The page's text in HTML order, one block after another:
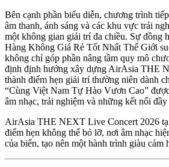
Bên cạnh phần biểu diễn, chương trình
âm thanh, ánh sáng và các khu vực trải
một không gian giải trí đa chiều. Sự đồng
Hàng Không Giá Rẻ Tốt Nhất Thế Giới
không chỉ góp phần nâng tầm quy mô
định định hướng xây dựng AirAsia THE
thành điểm hẹn giải trí thường niên dành
“Cùng Việt Nam Tự Hào Vươn Cao”
âm nhạc, trải nghiệm và những kết nối
AirAsia THE NEXT Live Concert 2026
điểm hẹn không thể bỏ lỡ, nơi âm nhạc
của biển, tạo nên một hành trình giàu cảm